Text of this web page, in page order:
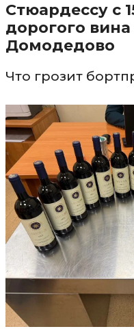
Стюардессу с
дорогого
Домодедово
Что грозит